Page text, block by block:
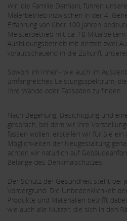
Wir, die Familie Damiani, führen
Malerbetrieb inzwischen in der 4.
Erfahrung von über 100 Jahren
Meisterbetrieb mit ca. 10
Ausbildungsbetrieb mit derzeit zwei
vorausschauend in die Zukunft
Sowohl im Innen- wie auch im
umfangreiches Leistungsspektrum,
Ihre Wände oder Fassaden zu finden.
Nach Begehung, Besichtigung und
gespräch, bei dem wir Ihre
fassen wollen, erstellen wir für Sie ein
Möglichkeiten der Neugestaltung
achten wir natürlich auf
Belange des Denkmalschutzes.
Der Schutz der Gesundheit steht bei
Vordergrund. Die Unbedenklichkeit
Produkte und Materialien betrifft
wie auch alle Nutzer, die sich in den